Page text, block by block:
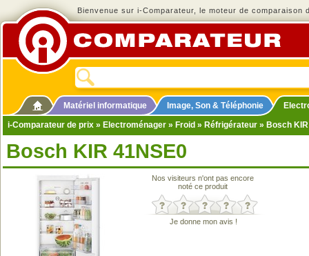
Bienvenue sur i-Comparateur, le moteur de comparaison
Matériel informatique Image, Son & Téléphonie
i-Comparateur de prix » Electroménager » Froid » Réfrigérateur » Bosch
Bosch KIR 41NSE0
Nos visiteurs n'ont pas encore
noté ce produit
Je donne mon avis !